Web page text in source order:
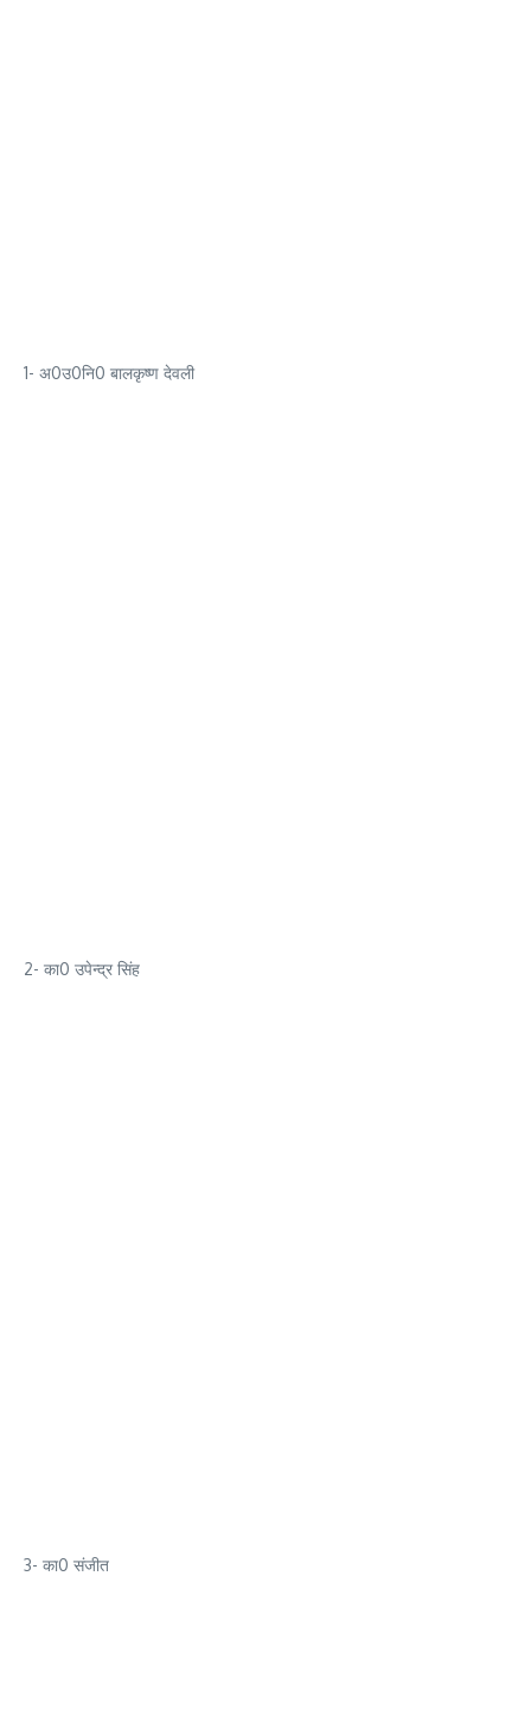
1- अ0उ0नि0 बालकृष्ण देवली
2- का0 उपेन्द्र सिंह
3- का0 संजीत